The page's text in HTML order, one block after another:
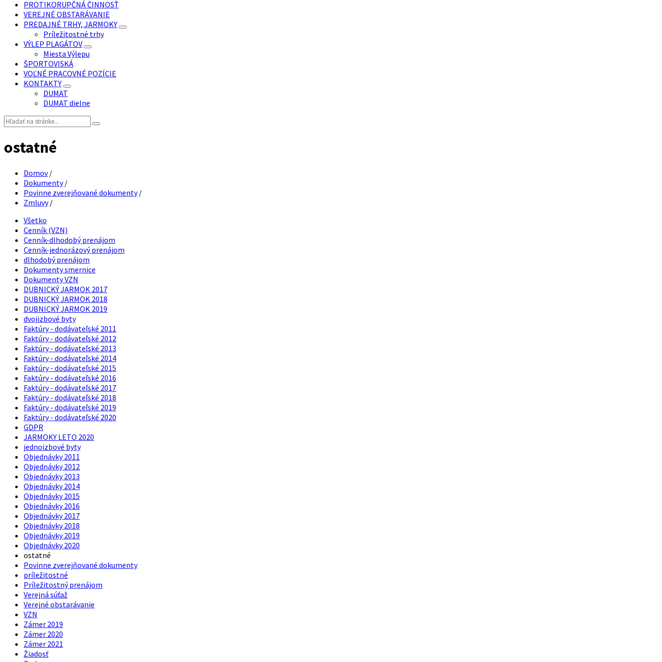
PROTIKORUPČNÁ ČINNOSŤ
VEREJNÉ OBSTARÁVANIE
PREDAJNÉ TRHY, JARMOKY
Príležitostné trhy
VÝLEP PLAGÁTOV
Miesta Výlepu
ŠPORTOVISKÁ
VOĽNÉ PRACOVNÉ POZÍCIE
KONTAKTY
DUMAT
DUMAT dielne
Vyhľadávanie:
ostatné
Domov /
Dokumenty /
Povinne zverejňované dokumenty /
Zmluvy /
Všetko
Cenník (VZN)
Cenník-dlhodobý prenájom
Cenník-jednorázový prenájom
dlhodobý prenájom
Dokumenty smernice
Dokumenty VZN
DUBNICKÝ JARMOK 2017
DUBNICKÝ JARMOK 2018
DUBNICKÝ JARMOK 2019
dvojizbové byty
Faktúry - dodávateľské 2011
Faktúry - dodávateľské 2012
Faktúry - dodávateľské 2013
Faktúry - dodávateľské 2014
Faktúry - dodávateľské 2015
Faktúry - dodávateľské 2016
Faktúry - dodávateľské 2017
Faktúry - dodávateľské 2018
Faktúry - dodávateľské 2019
Faktúry - dodávateľské 2020
GDPR
JARMOKY LETO 2020
jednoizbové byty
Objednávky 2011
Objednávky 2012
Objednávky 2013
Objednávky 2014
Objednávky 2015
Objednávky 2016
Objednávky 2017
Objednávky 2018
Objednávky 2019
Objednávky 2020
ostatné
Povinne zverejňované dokumenty
príležitostné
Príležitostný prenájom
Verejná súťaž
Verejné obstarávanie
VZN
Zámer 2019
Zámer 2020
Zámer 2021
Žiadosť